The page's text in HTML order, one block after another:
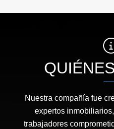
Nuestra compañía fue
expertos
trabajadores